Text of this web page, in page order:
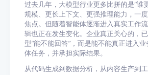
过去几年，大模型行业更多比拼的是“
规模、更长上下文、更强推理能力，一
焦点。但随着智能体逐渐进入真实工作
辑也正在发生变化。企业真正关心的，
型“能不能回答”，而是能不能真正进入
体任务，并承担实际结果。
从代码生成到数据分析，从内容生产到